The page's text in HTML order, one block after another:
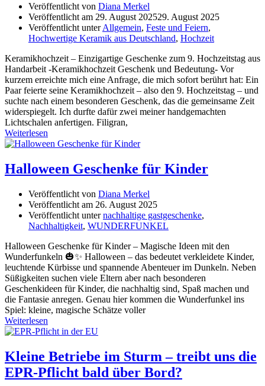
Veröffentlicht von Diana Merkel
Veröffentlicht am 29. August 202529. August 2025
Veröffentlicht unterAllgemein, Feste und Feiern,
Hochwertige Keramik aus Deutschland, Hochzeit
Keramikhochzeit – Einzigartige Geschenke zum 9. Hochzeitstag aus
Handarbeit -Keramikhochzeit Geschenk und Bedeutung- Vor
kurzem erreichte mich eine Anfrage, die mich sofort berührt hat: Ein
Paar feierte seine Keramikhochzeit – also den 9. Hochzeitstag – und
suchte nach einem besonderen Geschenk, das die gemeinsame Zeit
widerspiegelt. Ich durfte dafür zwei meiner handgemachten
Lichtschalen anfertigen. Filigran,
Weiterlesen
Halloween Geschenke für Kinder
Veröffentlicht von Diana Merkel
Veröffentlicht am 26. August 2025
Veröffentlicht unternachhaltige gastgeschenke,
Nachhaltigkeit, WUNDERFUNKEL
Halloween Geschenke für Kinder – Magische Ideen mit den
Wunderfunkeln 🎃✨ Halloween – das bedeutet verkleidete Kinder,
leuchtende Kürbisse und spannende Abenteuer im Dunkeln. Neben
Süßigkeiten suchen viele Eltern aber nach besonderen
Geschenkideen für Kinder, die nachhaltig sind, Spaß machen und
die Fantasie anregen. Genau hier kommen die Wunderfunkel ins
Spiel: kleine, magische Schätze voller
Weiterlesen
Kleine Betriebe im Sturm – treibt uns die
EPR-Pflicht bald über Bord?